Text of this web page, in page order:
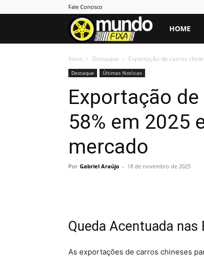
Fale Conosco
Mundo
Fixa
HOME
Início Destaque Exportação de carros
Destaque Últimas Notícias
Exportação
58% em 2025
mercado
Por Gabriel Araújo - 18 de novembro de 2025
Queda Acentuada
As exportações de carros chineses